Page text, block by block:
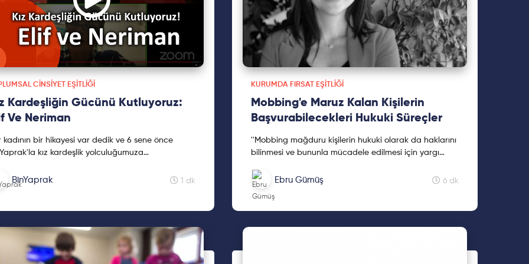
CINSIYET EŞITLIĞI
Kardeşliğin Gücünü Kutluyoruz:
Ve Neriman
kadının bir hikayesi var dedik ve 6 sene önce
kız kardeşlik yolculuğumuza
hikayeler...
BinYaprak 1 dk
KURUMDA FIRSAT EŞITLIĞI
Mobbing'e Maruz Kalan Kişilerin
Başvurabilecekleri Hukuki Süreçler
''Mobbing mağduru kişilerin hukuki olarak da haklarını
bilinmesi ve bununla mücadele edilmesi için yargı
Birol, Binyaprak için yazdı! İyi okumalar...
Ebru Gümüş 6 dk